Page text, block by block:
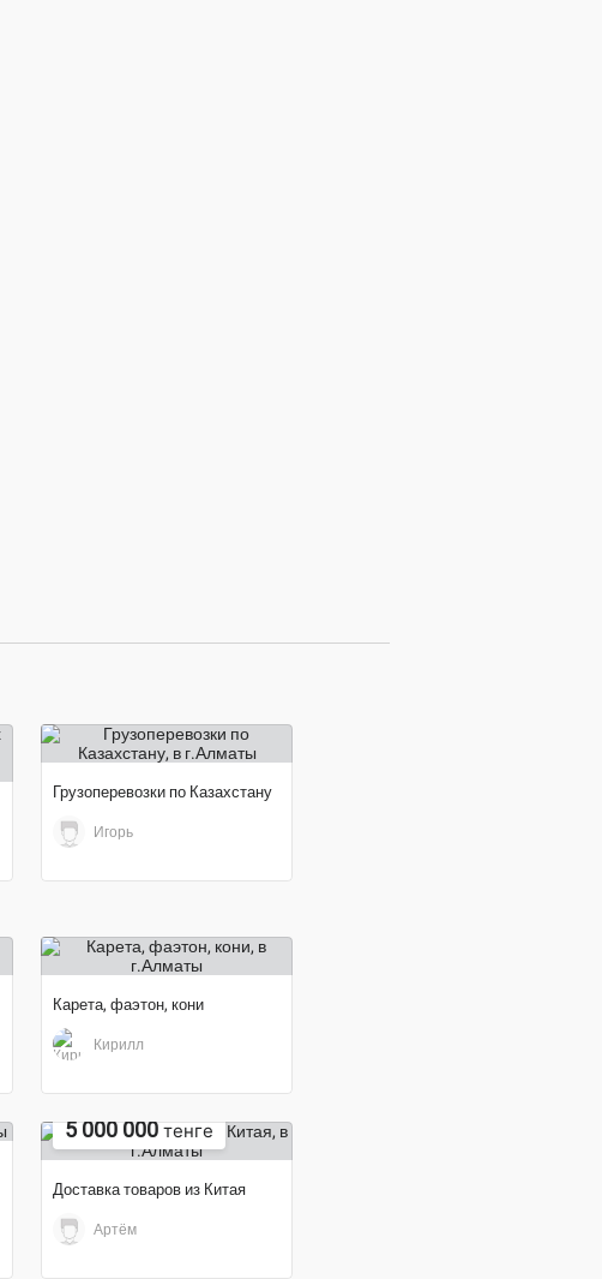
Грузоперевозки по Казахстану
Игорь
Карета, фаэтон, кони
Кирилл
5 000 000 тенге
Доставка товаров из Китая
Артём